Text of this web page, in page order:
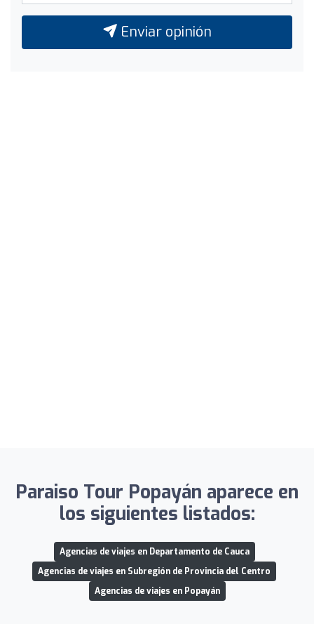
Enviar opinión
Paraiso Tour Popayán aparece en
los siguientes listados:
Agencias de viajes en Departamento de Cauca
Agencias de viajes en Subregión de Provincia del Centro
Agencias de viajes en Popayán